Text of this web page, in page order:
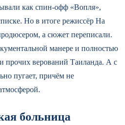
как спин-офф «Вопля»,
Но в итоге режиссёр На
а сюжет переписали.
манере и полностью
прочих верований Таиланда. А с
пугает, причём не
больница